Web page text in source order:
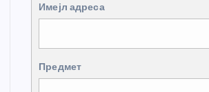
Имејл адреса
Предмет